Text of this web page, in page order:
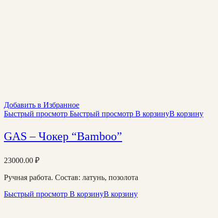
Добавить в Избранное
Быстрый просмотр Быстрый просмотр В корзинуВ корзину
GAS – Чокер “Bamboo”
23000.00 ₽
Ручная работа. Состав: латунь, позолота
Быстрый просмотр В корзинуВ корзину